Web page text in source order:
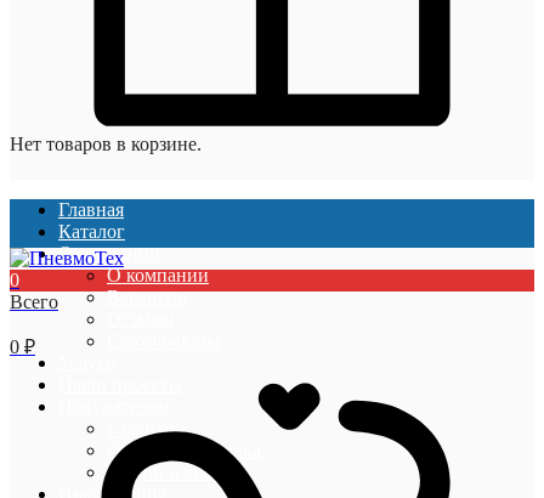
Нет товаров в корзине.
Главная
Каталог
О компании
О компании
Вакансии
Гарантии
Оплата и доставка
Акции и скидки
0
Всего
0 ₽